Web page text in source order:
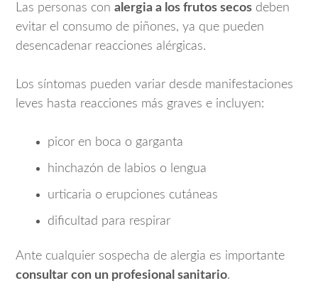
Las personas con alergia a los frutos secos deben
evitar el consumo de piñones, ya que pueden
desencadenar reacciones alérgicas.
Los síntomas pueden variar desde manifestaciones
leves hasta reacciones más graves e incluyen:
picor en boca o garganta
hinchazón de labios o lengua
urticaria o erupciones cutáneas
dificultad para respirar
Ante cualquier sospecha de alergia es importante
consultar con un profesional sanitario.